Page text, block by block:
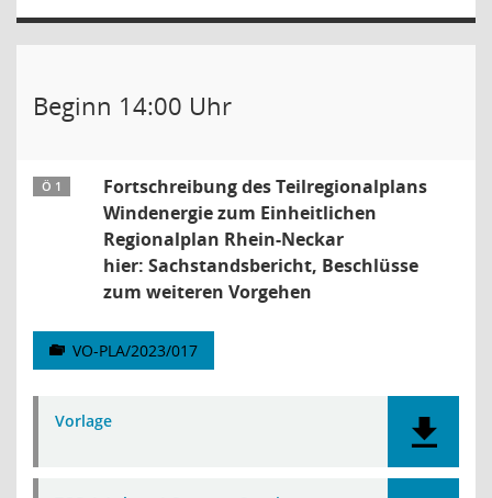
Beginn 14:00 Uhr
Ö 1
Fortschreibung des Teilregionalplans
Windenergie zum Einheitlichen
Regionalplan Rhein-Neckar
hier: Sachstandsbericht, Beschlüsse
zum weiteren Vorgehen
VO-PLA/2023/017
Vorlage